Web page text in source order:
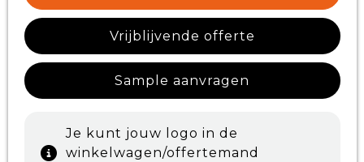
Vrijblijvende offerte
Sample aanvragen
Je kunt jouw logo in de
winkelwagen/offertemand